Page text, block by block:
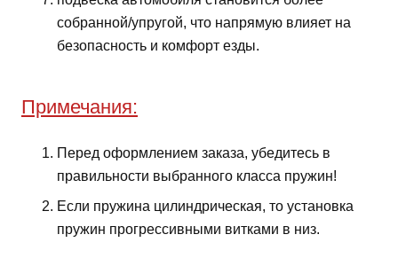
собранной/упругой, что напрямую влияет на
безопасность и комфорт езды.
Примечания:
Перед оформлением заказа, убедитесь в
правильности выбранного класса пружин!
Если пружина цилиндрическая, то установка
пружин прогрессивными витками в низ.